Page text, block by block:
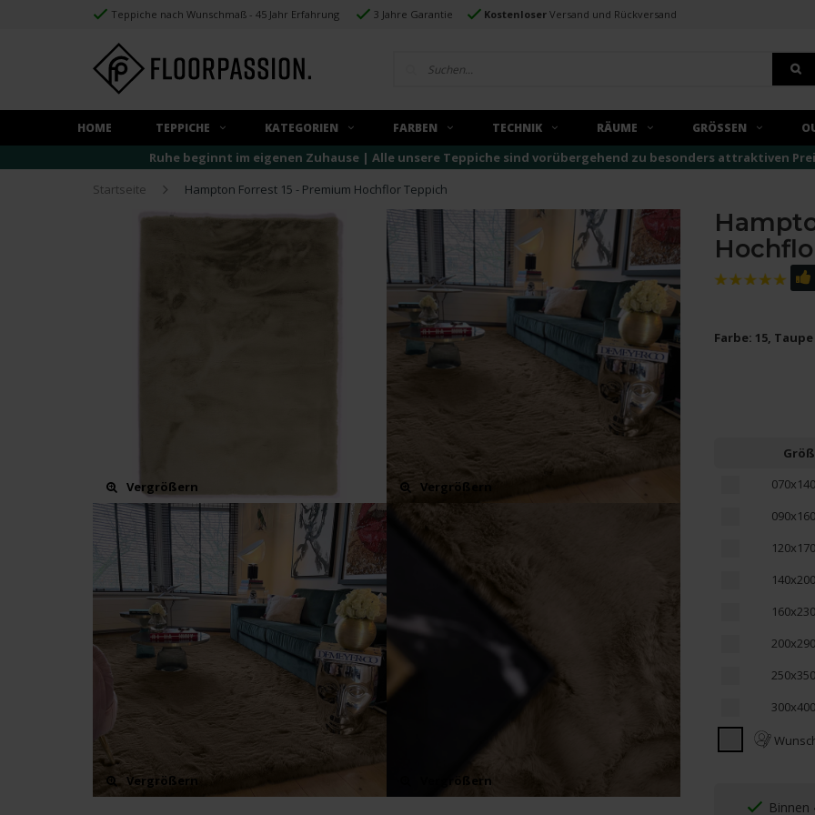
Teppiche nach Wunschmaß - 45 Jahr Erfahrung 3 Jahre Garantie Kostenloser Versand und Rückversand
HOME TEPPICHE KATEGORIEN FARBEN TECHNIK RÄUME GRÖSSEN
Ruhe beginnt im eigenen Zuhause | Alle unsere Teppiche sind vorübergehend zu besonders attraktiven
Startseite
Hampton Forrest 15 - Premium Hochflor Teppich
Vergrößern Vergrößern
Vergrößern Vergrößern
Farbe: 15, Taupe